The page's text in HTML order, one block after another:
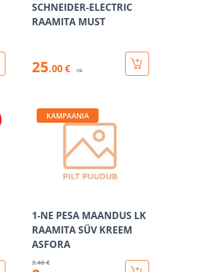
SCHNEIDER-ELECTRIC
RAAMITA MUST
25.00 € /tk
KAMPAANIA
1-NE PESA MAANDUS LK
RAAMITA SÜV KREEM
ASFORA
3.46 €